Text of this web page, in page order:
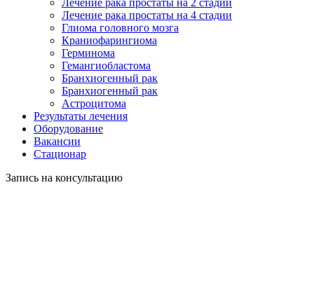
Лечение рака простаты на 2 стадии
Лечение рака простаты на 4 стадии
Глиома головного мозга
Краниофарингиома
Герминома
Гемангиобластома
Бранхиогенный рак
Бранхиогенный рак
Астроцитома
Результаты лечения
Оборудование
Вакансии
Стационар
Запись на консультацию